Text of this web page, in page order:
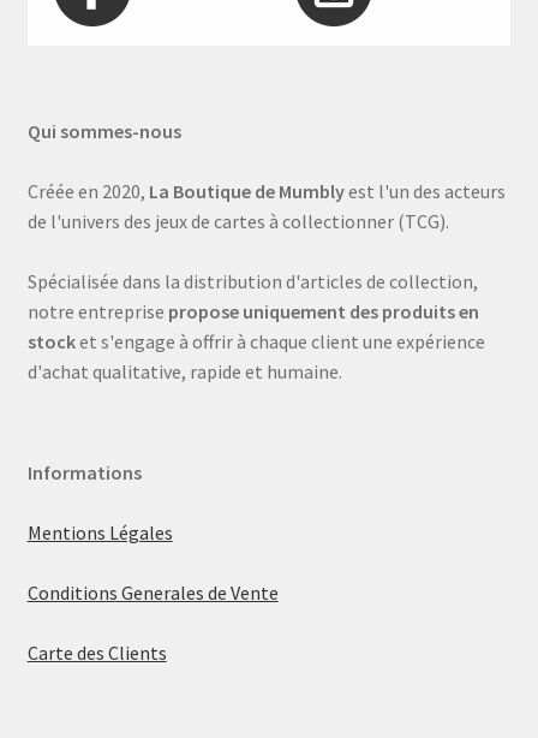
Qui sommes-nous
Créée en 2020, La Boutique de Mumblyest l'un des acteurs
de l'univers des jeux de cartes à collectionner (TCG).
Spécialisée dans la distribution d'articles de collection,
notre entreprise propose uniquement des produits en
stocket s'engage à offrir à chaque client une expérience
d'achat qualitative, rapide et humaine.
Informations
Mentions Légales
Conditions Generales de Vente
Carte des Clients